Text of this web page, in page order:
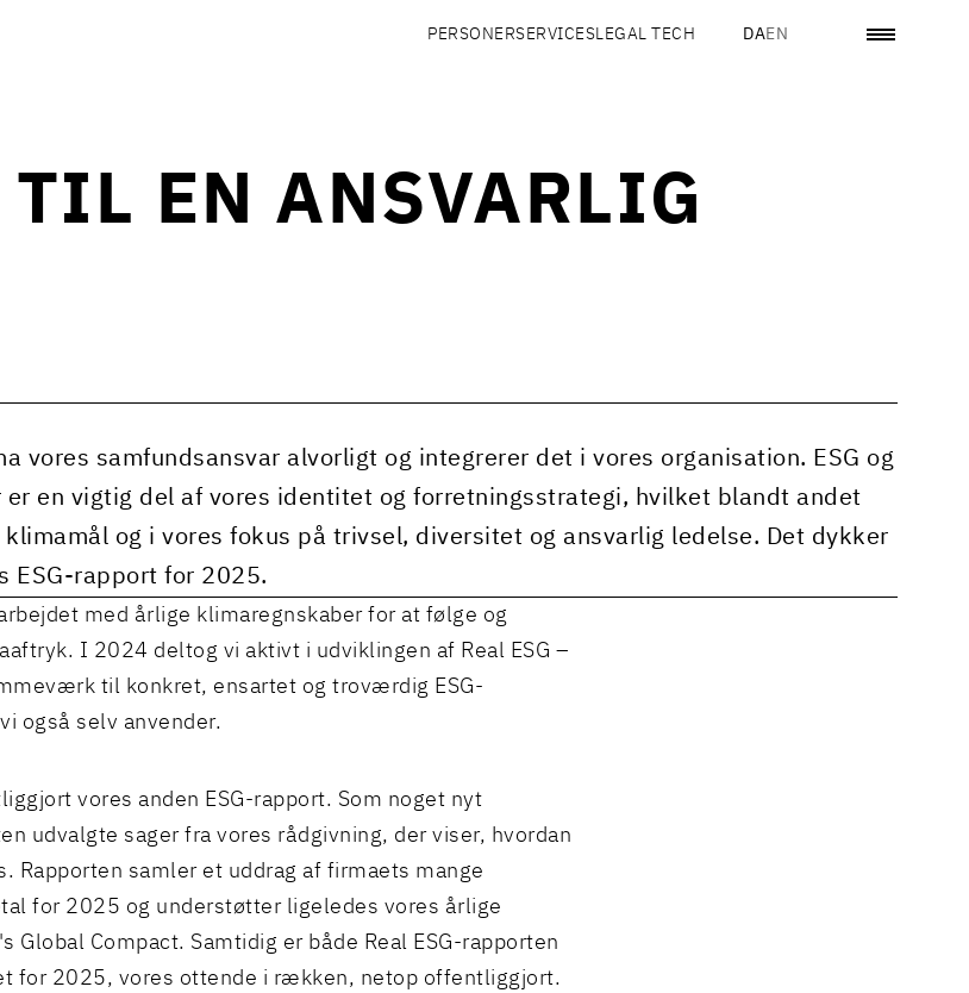
PERSONERSERVICESLEGAL TECH DAEN
EN ANSVARLIG
vores samfundsansvar alvorligt og integrerer det i vores organisation. ESG og
er en vigtig del af vores identitet og forretningsstrategi, hvilket blandt andet
og i vores fokus på trivsel, diversitet og ansvarlig ledelse. Det dykker
ESG-rapport for 2025.
med årlige klimaregnskaber for at følge og
I 2024 deltog vi aktivt i udviklingen af Real ESG –
til konkret, ensartet og troværdig ESG-
også selv anvender.
vores anden ESG-rapport. Som noget nyt
udvalgte sager fra vores rådgivning, der viser, hvordan
Rapporten samler et uddrag af firmaets mange
for 2025 og understøtter ligeledes vores årlige
Global Compact. Samtidig er både Real ESG-rapporten
for 2025, vores ottende i rækken, netop offentliggjort.